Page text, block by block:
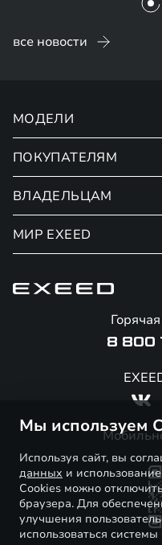
все новости
МОДЕЛИ
VX
RX
ПОКУПАТЕЛЯМ
Записаться на тест-
Финансовые программы
Страхование
Калькулятор обмена /
Специальные
Корпоративным
Официальные дилеры
ВЛАДЕЛЬЦАМ
Записаться на сервис
Гарантия EXEED
Помощь на дорогах
МИР EXEED
Знаковые клиенты
Контакты
8 800
Мы используем
Используя сайт, вы
данных и
Cookies можно
браузера. Для
улучшения
использоваться